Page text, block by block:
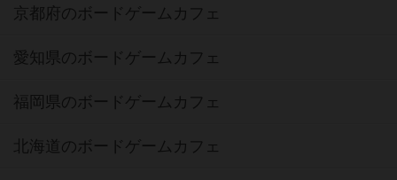
京都府のボードゲームカフェ
愛知県のボードゲームカフェ
福岡県のボードゲームカフェ
北海道のボードゲームカフェ